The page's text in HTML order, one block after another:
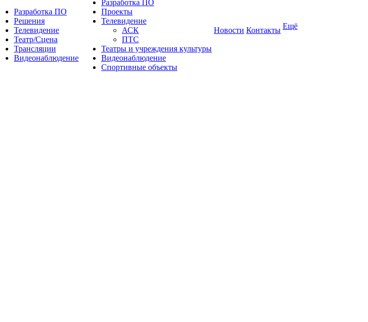
Разработка ПО
Решения
Телевидение
Театр/Сцена
Трансляции
Видеонаблюдение
Разработка ПО
Проекты
Телевидение
АСК
ПТС
Театры и учреждения культуры
Видеонаблюдение
Спортивные объекты
Новости Контакты Ещё